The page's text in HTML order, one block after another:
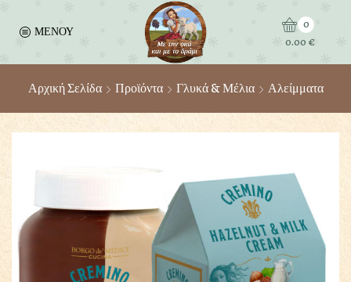
ΜΕΝΟΥ
0
0.00€
Αρχική Σελίδα Προϊόντα Γλυκά & Μέλια Αλείμματα